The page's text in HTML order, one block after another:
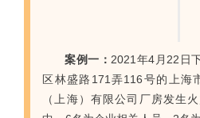
案例一： 2021年4月22日
区林盛路171弄116号的上海
（上海）有限公司厂房发生